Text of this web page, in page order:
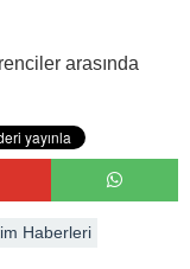
arasında
Haberleri